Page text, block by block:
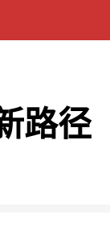
路径